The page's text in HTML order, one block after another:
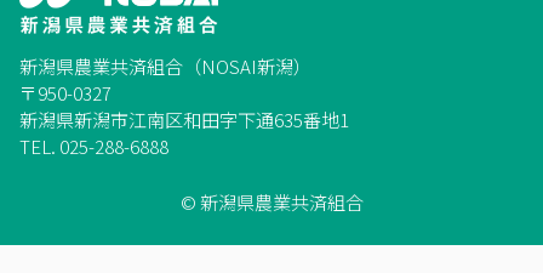
新潟県農業共済組合（NOSAI新潟）
〒950-0327
新潟県新潟市江南区和田字下通635番地1
TEL. 025-288-6888
© 新潟県農業共済組合